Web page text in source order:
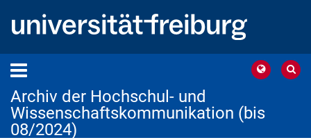
Archiv der Hochschul- und
Wissenschaftskommunikation (bis
08/2024)